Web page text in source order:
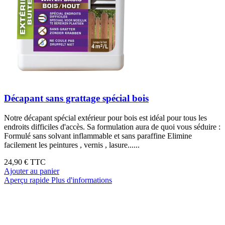
Décapant sans grattage spécial bois
Notre décapant spécial extérieur pour bois est idéal pour tous les
endroits difficiles d'accès. Sa formulation aura de quoi vous séduire :
Formulé sans solvant inflammable et sans paraffine Elimine
facilement les peintures , vernis , lasure......
24,90 € TTC
Ajouter au panier
Aperçu rapide Plus d'informations